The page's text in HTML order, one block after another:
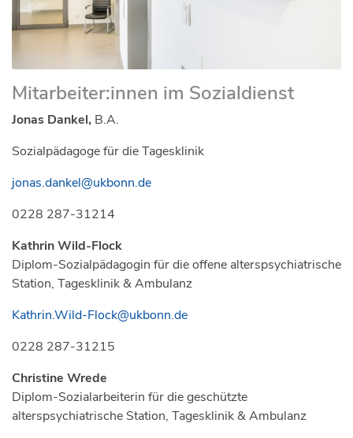
Mitarbeiter:innen im Sozialdienst
Jonas Dankel, B.A.
Sozialpädagoge für die Tagesklinik
jonas.dankel@ukbonn.de
0228 287-31214
Kathrin Wild-Flock
Diplom-Sozialpädagogin für die offene alterspsychiatrische
Station, Tagesklinik & Ambulanz
Kathrin.Wild-Flock@ukbonn.de
0228 287-31215
Christine Wrede
Diplom-Sozialarbeiterin für die geschützte
alterspsychiatrische Station, Tagesklinik & Ambulanz